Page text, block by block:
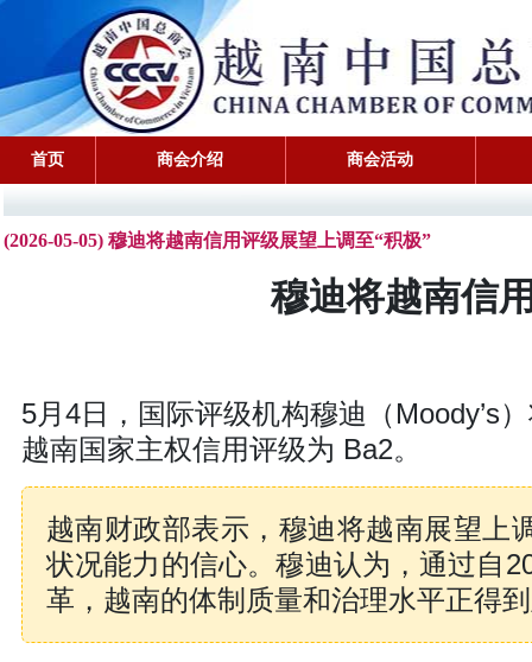
首页 商会介绍 商会活动
(2026-05-05) 穆迪将越南信用评级展望上调至“积极”
穆迪将越南信
5月4日，国际评级机构穆迪（Moody’s
越南国家主权信用评级为 Ba2。
越南财政部表示，穆迪将越南展望上
状况能力的信心。穆迪认为，通过自
革，越南的体制质量和治理水平正得